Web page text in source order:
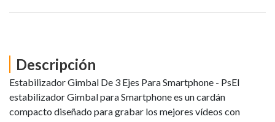
Descripción
Estabilizador Gimbal De 3 Ejes Para Smartphone - PsEl
estabilizador Gimbal para Smartphone es un cardán
compacto diseñado para grabar los mejores vídeos con